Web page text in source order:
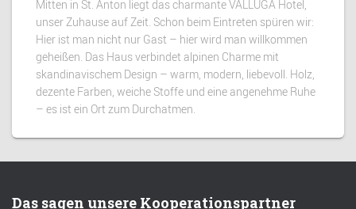
Mitten in St. Anton liegt das charmante VALLUGA Hotel,
unser Zuhause auf Zeit. Schon beim Eintreten spüren wir:
Hier ist man nicht nur Gast – hier wird man willkommen
geheißen. Das Haus verbindet alpinen Charme mit
skandinavischem Design – warm, modern, liebevoll. Holz,
dezente Farben, weiche Stoffe und eine angenehme Ruhe
– es ist ein Ort zum Durchatmen.
Das sagen unsere Kooperationspartner